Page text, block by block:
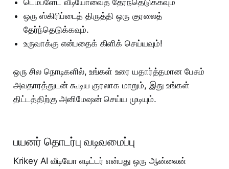
டெம்ப்ளேட் வீடியோவைத் தேர்ந்தெடுக்கவும்
ஒரு ஸ்கிரிப்டைத் திருத்தி ஒரு குரலைத்
தேர்ந்தெடுக்கவும்.
உருவாக்கு என்பதைக் கிளிக் செய்யவும்!
ஒரு சில நொடிகளில், உங்கள் உரை யதார்த்தமான பேசும்
அவதாரத்துடன் கூடிய குரலாக மாறும், இது உங்கள்
திட்டத்திற்கு அனிமேஷன் செய்ய முடியும்.
பயனர் தொடர்பு வடிவமைப்பு
Krikey AI வீடியோ எடிட்டர் என்பது ஒரு ஆன்லைன்